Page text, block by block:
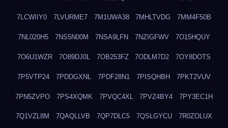
7LCWIIY0 7LVURME7 7M1UWA38 7MHLTVDG 7MM4F50B
7NL020H5 7NS5N00M 7NSA9LFN 7NZIGFWV 7O15HQUY
7O6U1WZR 7O89DJ0L 7OB253FZ 7ODLM7D2 7OY8DOTS
7P5VTP24 7PDDGXNL 7PDF28N1 7PISQHBH 7PKT2VUV
7PN5ZVPO 7PS4XQMK 7PVQC4XL 7PVZ4BY4 7PY3EC1H
7Q1VZL8M 7QAQLLVB 7QP7DLC5 7QSLGYCU 7R0ZOLUX